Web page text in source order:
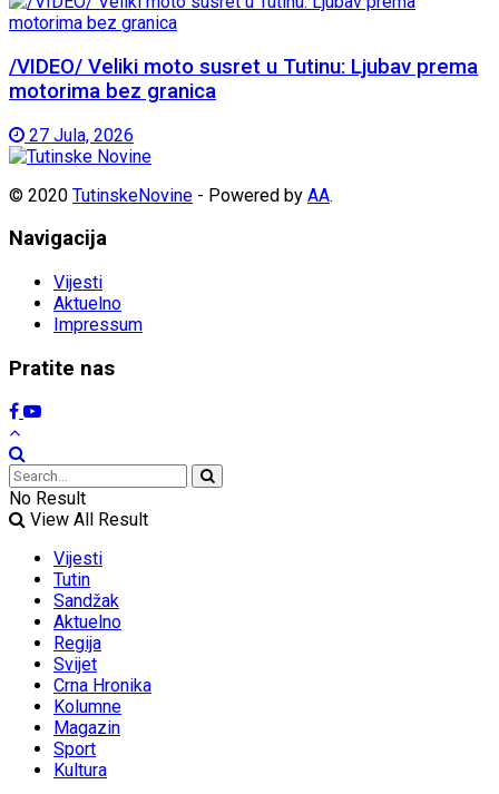
/VIDEO/ Veliki moto susret u Tutinu: Ljubav prema
motorima bez granica
27 Jula, 2026
© 2020 TutinskeNovine - Powered by AA.
Navigacija
Vijesti
Aktuelno
Impressum
Pratite nas
No Result
View All Result
Vijesti
Tutin
Sandžak
Aktuelno
Regija
Svijet
Crna Hronika
Kolumne
Magazin
Sport
Kultura